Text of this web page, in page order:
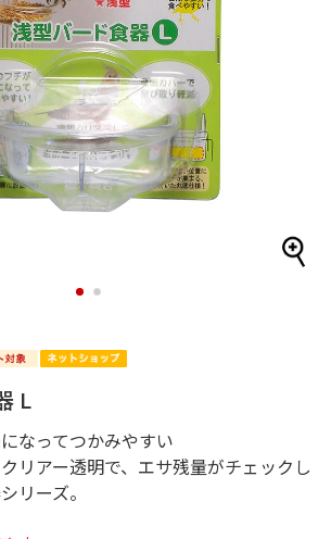
1 2
L
なってつかみやすい
リアー透明で、エサ残量がチェックし
リーズ。